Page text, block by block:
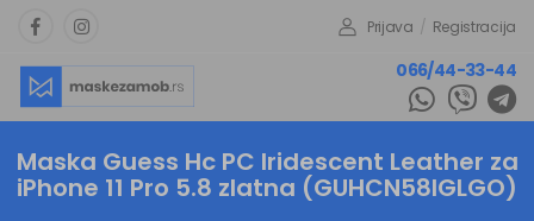
Prijava / Registracija
066/44-33-44
Maska Guess Hc PC Iridescent Leather za
iPhone 11 Pro 5.8 zlatna (GUHCN58IGLGO)